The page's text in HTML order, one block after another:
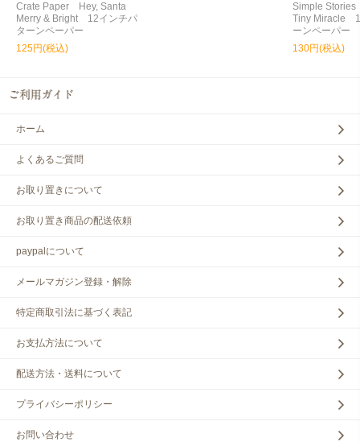
Crate Paper Hey, Santa
Merry & Bright 12インチパ
ターンペーパー
125円(税込)
Simple
Tiny Miracle
ーンペーパー
130円(税込)
ホーム
よくあるご質問
お取り置きについて
お取り置き商品の配送依頼
paypalについて
メールマガジン登録・解除
特定商取引法に基づく表記
お支払方法について
配送方法・送料について
プライバシーポリシー
お問い合わせ